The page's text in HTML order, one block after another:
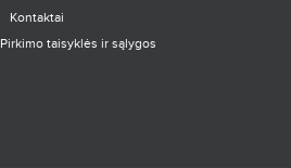
Kontaktai
Pirkimo taisyklės ir sąlygos